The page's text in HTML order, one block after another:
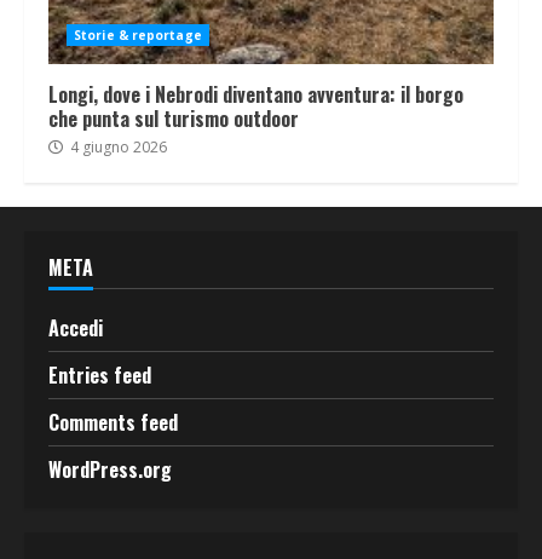
Storie & reportage
Longi, dove i Nebrodi diventano avventura: il borgo
che punta sul turismo outdoor
4 giugno 2026
META
Accedi
Entries feed
Comments feed
WordPress.org